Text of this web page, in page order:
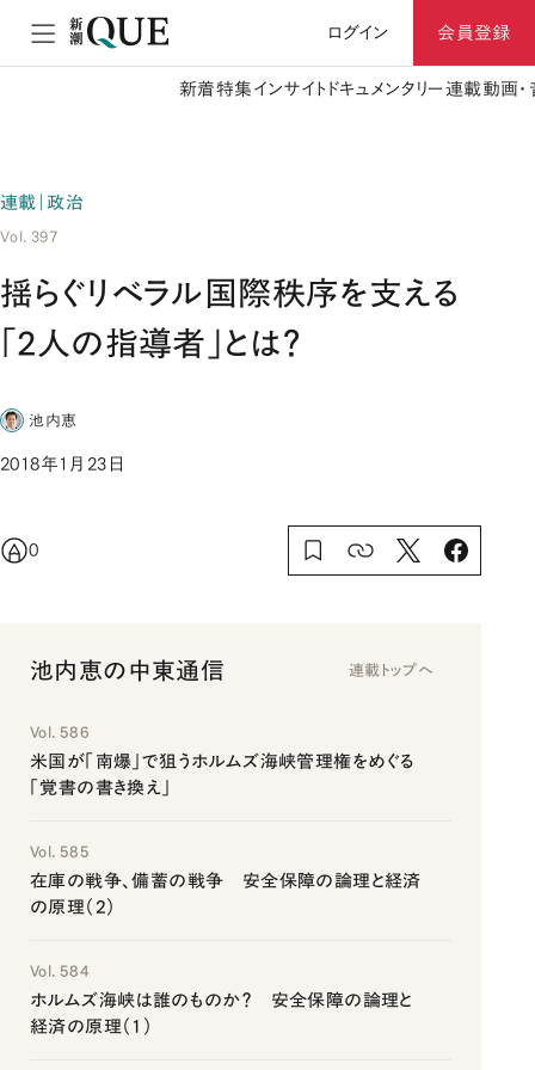
ログイン 会員登録
新着特集 インサイト ドキュメンタリー 連載動画
連載｜政治
Vol. 397
揺らぐリベラル国際秩序を支える
「2人の指導者」とは？
池内恵
2018年1月23日
0
池内恵の中東通信 連載トップへ
Vol. 586
米国が「南爆」で狙うホルムズ海峡管理権をめぐる
「覚書の書き換え」
Vol. 585
在庫の戦争、備蓄の戦争 安全保障の論理と経済
の原理（2）
Vol. 584
ホルムズ海峡は誰のものか？ 安全保障の論理と
経済の原理（1）